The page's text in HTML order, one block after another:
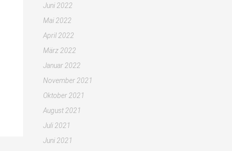
Juni 2022
Mai 2022
April 2022
März 2022
Januar 2022
November 2021
Oktober 2021
August 2021
Juli 2021
Juni 2021